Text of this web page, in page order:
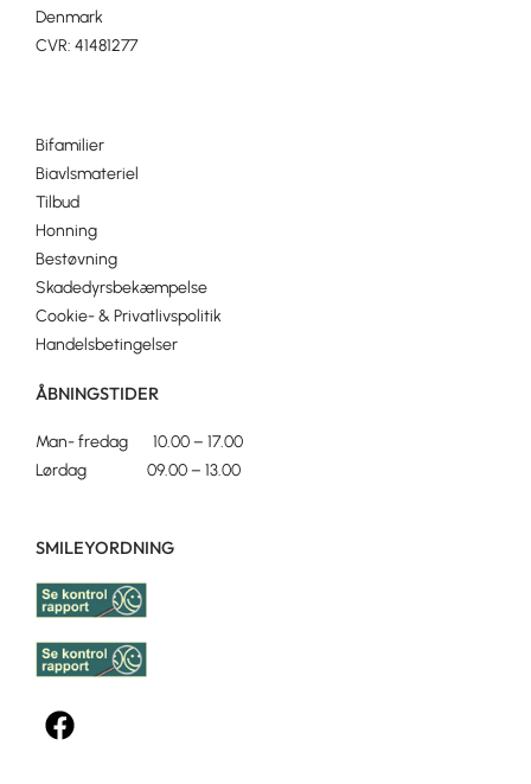
Denmark
CVR: 41481277
Bifamilier
Biavlsmateriel
Tilbud
Honning
Bestøvning
Skadedyrsbekæmpelse
Cookie- & Privatlivspolitik
Handelsbetingelser
ÅBNINGSTIDER
Man- fredag 10.00 – 17.00
Lørdag 09.00 – 13.00
SMILEYORDNING
F
a